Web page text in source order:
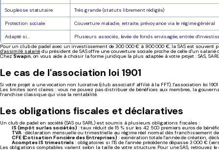
Souplesse statutaire Très grande (statuts librement rédigés)
Protection sociale Couverture maladie, retraite, prévoyance via le régime général
Adapté si...
Plusieurs associés, levée de fonds envisagée, entrée
Pour un club de padel avec un investissement de 300 000 € à 800 000 €, la SAS est
d'assimilé salariédu président de SAS offre une couverture sociale proche de celle d'un
ChezSwapn, on vous aide à choisir la forme juridique la plus adaptée à votre projet : SAS,
Le cas de l'association loi 1901
Si votre projet a une vocation non lucrative (club associatif affilié à la FFT), l'association loi
Les limites sont claires : vous ne pouvez pas distribuer de bénéfices aux membres, la
franchise classique qui vise la rentabilité.
Les obligations fiscales et déclaratives
Un club de padel en société (SAS ou SARL) est soumis à plusieurs obligations fiscales :
IS (impôt sur les sociétés) : taux réduit de 15 % sur les 42 500 premiers euros de
TVA: déclaration mensuelle ou trimestrielle au régime réel normal dès franchissement
CFE (Cotisation Foncière des Entreprises) : exonération totale l'année de création,
Acomptes IS trimestriels : obligatoires si l'IS de l'année précédente dépasse 3 000 €
Les obligations comptables varient selon la taille de votre structure. Pour une SAS, retrouvez